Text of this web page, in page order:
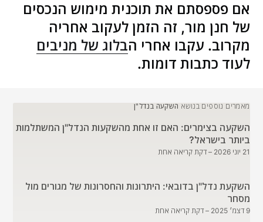
אם פספסתם את תוכנית מימוש הנכסים
של חנן מור, זה הזמן לעקוב אחריה
מקרוב. עקבו אחרי הבלוג של מניבים
לעוד כתבות דומות.
מאמרים נוספים בנושא השקעה בנדל"ן
השקעה בצימרים: האם זו אחת מהשקעות הנדל"ן המשתלמות
ביותר בישראל?
21 יוני 2026 – דקת קריאה אחת
השקעת נדל"ן בדובאי: היתרונות והחסרונות של מגורים מול
מסחר
9 דצמ׳ 2025 – דקת קריאה אחת